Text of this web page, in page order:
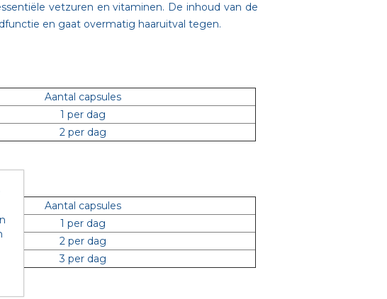
vetzuren en vitaminen. De inhoud van de
en gaat overmatig haaruitval tegen.
Aantal capsules
1 per dag
2 per dag
Aantal capsules
1 per dag
2 per dag
3 per dag